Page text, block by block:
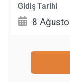
Gidiş Tarihi